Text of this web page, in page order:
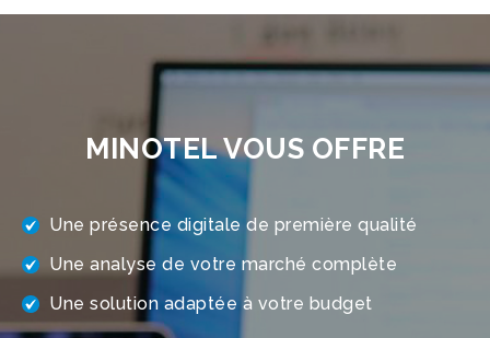
MINOTEL VOUS OFFRE
Une présence digitale de première qualité
Une analyse de votre marché complète
Une solution adaptée à votre budget